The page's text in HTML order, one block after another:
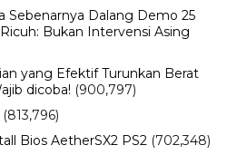
2026
dan Arti